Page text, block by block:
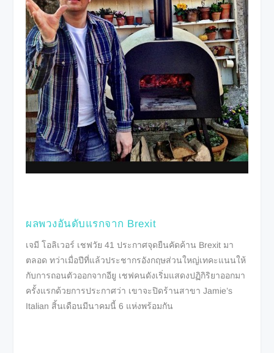
ผลพวงอันดับแรกจาก Brexit
เจมี โอลิเวอร์ เชฟวัย 41 ประกาศจุดยืนคัดค้าน Brexit มา
ตลอด ทว่าเมื่อปีที่แล้วประชากรอังกฤษส่วนใหญ่เทคะแนนให้
กับการถอนตัวออกจากอียู เชฟคนดังเริ่มแสดงปฏิกิริยาออกมา
ครั้งแรกด้วยการประกาศว่า เขาจะปิดร้านสาขา Jamie’s
Italian สิ้นเดือนมีนาคมนี้ 6 แห่งพร้อมกัน